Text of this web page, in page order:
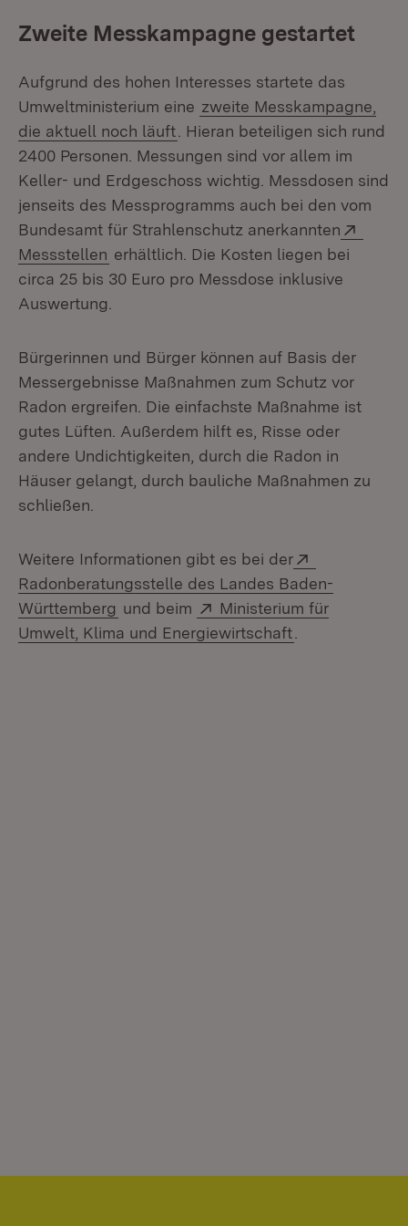
Zweite Messkampagne gestartet
Aufgrund des hohen Interesses startete das
Umweltministerium eine zweite Messkampagne,
die aktuell noch läuft . Hieran beteiligen sich rund
2400 Personen. Messungen sind vor allem im
Keller- und Erdgeschoss wichtig. Messdosen sind
jenseits des Messprogramms auch bei den vom
Bundesamt für Strahlenschutz anerkannten
Messstellen (Öffnet in neuem Fenster)
erhältlich. Die Kosten liegen bei
circa 25 bis 30 Euro pro Messdose inklusive
Auswertung.
Bürgerinnen und Bürger können auf Basis der
Messergebnisse Maßnahmen zum Schutz vor
Radon ergreifen. Die einfachste Maßnahme ist
gutes Lüften. Außerdem hilft es, Risse oder
andere Undichtigkeiten, durch die Radon in
Häuser gelangt, durch bauliche Maßnahmen zu
schließen.
Weitere Informationen gibt es bei der
Radonberatungsstelle des Landes Baden-
Württemberg (Öffnet in neuem Fenster)
und beim Extern:
Ministerium für
Umwelt, Klima und Energiewirtschaft